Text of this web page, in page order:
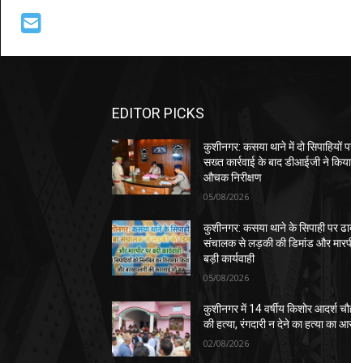
EDITOR PICKS
कुशीनगर: कसया थाने में दो सिपाहियों
सख्त कार्रवाई के बाद डीआईजी ने किया
औचक निरीक्षण
05/08/2026
कुशीनगर: कसया थाने के सिपाही पर
संचालक से लड़की की डिमांड और
बड़ी कार्यवाही
05/08/2026
कुशीनगर में 14 वर्षीय किशोर आदर्श
की हत्या, रंगदारी न देने का हत्या का
02/08/2026